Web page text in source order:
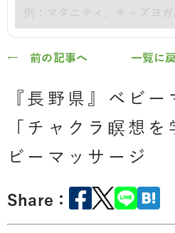
← 前の記事へ 一覧に
『長野県』ベビ
「チャクラ瞑想
ビーマッサージ
Share：